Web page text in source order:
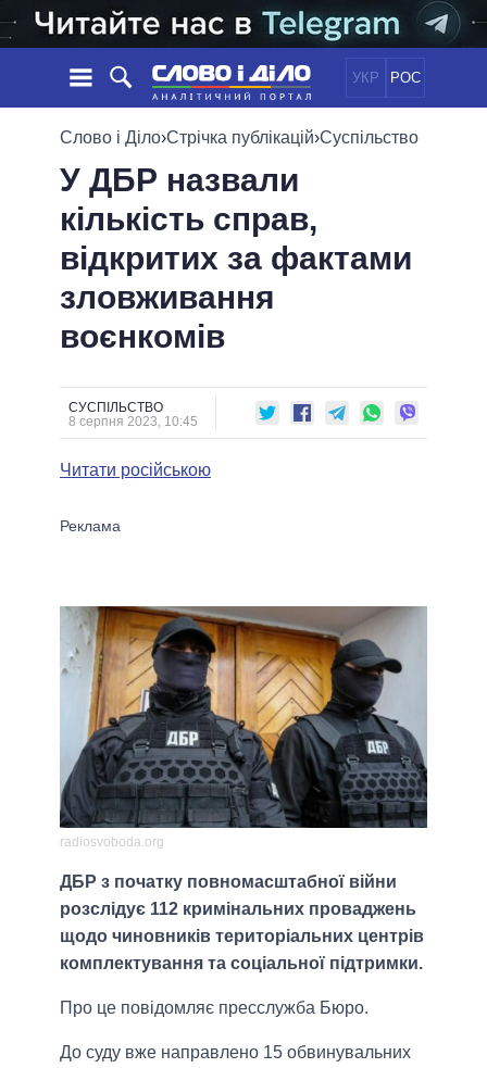
УКР РОС
НОВИНИ
СТРІЧКА
ПОДІЇ
СТАТТІ
ДУМКИ
ОГЛЯДИ
ДАЙДЖЕСТИ
ПОЛІТИКА
ЕКОНОМІКА
СУСПІЛЬСТВО
СВІТ
ОБIЦЯНКИ
ПОЛIТИКИ
УСІ ПОЛІТИКИ
ПРЕЗИДЕНТ І ОФІС
ВЕРХОВНА РАДА
ГОЛОВИ ОБЛАДМІНІСТРАЦІЙ
МЕРИ МІСТ
ВСІ ПЕРСОНИ
ІНФОГРАФІКА
ВІДЕО
ПОРІВНЯННЯ ПОЛІТИКІВ
Слово і Діло›Стрічка публікацій›Суспільство
У ДБР назвали
кількість справ,
відкритих за фактами
зловживання
воєнкомів
СУСПІЛЬСТВО
8 серпня 2023, 10:45
Читати російською
radiosvoboda.org
ДБР з початку повномасштабної війни
розслідує 112 кримінальних проваджень
щодо чиновників територіальних центрів
комплектування та соціальної підтримки.
Про це повідомляє пресслужба Бюро.
До суду вже направлено 15 обвинувальних